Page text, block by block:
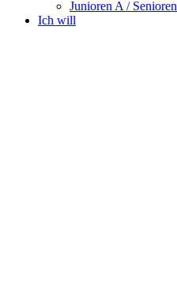
Junioren A / Senioren
Ich will